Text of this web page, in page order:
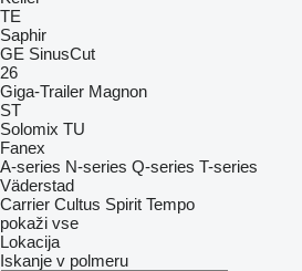
TE
Saphir
GE SinusCut
26
Giga-Trailer Magnon
ST
Solomix TU
Fanex
A-series N-series Q-series T-series
Väderstad
Carrier Cultus Spirit Tempo
pokaži vse
Lokacija
Iskanje v polmeru